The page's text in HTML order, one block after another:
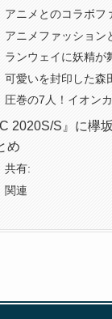
アニメとのコラボフ
アニメファッション
ランウェイに妖精が
可愛いを封印した森
圧巻の7人！イオン
2020S/S』に欅
め
共有:
関連